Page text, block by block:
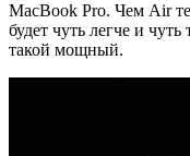
MacBook Pro. Чем Air
будет чуть легче и
такой мощный.